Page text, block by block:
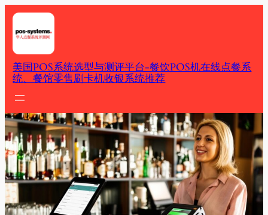
Skip
content
美国POS系统选型与测评平台-餐饮POS机在线点餐系
统、餐馆零售刷卡机收银系统推荐